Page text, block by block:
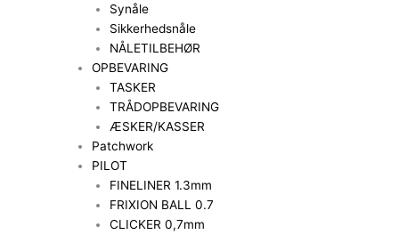
Synåle
Sikkerhedsnåle
NÅLETILBEHØR
OPBEVARING
TASKER
TRÅDOPBEVARING
ÆSKER/KASSER
Patchwork
PILOT
FINELINER 1.3mm
FRIXION BALL 0.7
CLICKER 0,7mm